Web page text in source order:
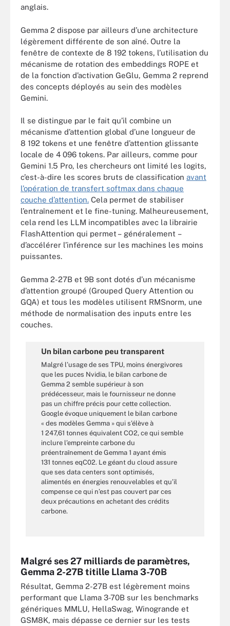
anglais.
Gemma 2 dispose par ailleurs d’une architecture
légèrement différente de son aîné. Outre la
fenêtre de contexte de 8 192 tokens, l’utilisation du
mécanisme de rotation des embeddings ROPE et
de la fonction d’activation GeGlu, Gemma 2 reprend
des concepts déployés au sein des modèles
Gemini.
Il se distingue par le fait qu’il combine un
mécanisme d’attention global d’une longueur de
8 192 tokens et une fenêtre d’attention glissante
locale de 4 096 tokens. Par ailleurs, comme pour
Gemini 1.5 Pro, les chercheurs ont limité les logits,
c’est-à-dire les scores bruts de classification avant
l’opération de transfert softmax dans chaque
couche d’attention. Cela permet de stabiliser
l’entraînement et le fine-tuning. Malheureusement,
cela rend les LLM incompatibles avec la librairie
FlashAttention qui permet – généralement –
d’accélérer l’inférence sur les machines les moins
puissantes.
Gemma 2-27B et 9B sont dotés d’un mécanisme
d’attention groupé (Grouped Query Attention ou
GQA) et tous les modèles utilisent RMSnorm, une
méthode de normalisation des inputs entre les
couches.
Un bilan carbone peu transparent
Malgré l’usage de ses TPU, moins énergivores
que les puces Nvidia, le bilan carbone de
Gemma 2 semble supérieur à son
prédécesseur, mais le fournisseur ne donne
pas un chiffre précis pour cette collection.
Google évoque uniquement le bilan carbone
« des modèles Gemma » qui s’élève à
1 247,61 tonnes équivalent CO2, ce qui semble
inclure l’empreinte carbone du
préentraînement de Gemma 1 ayant émis
131 tonnes eqC02. Le géant du cloud assure
que ses data centers sont optimisés,
alimentés en énergies renouvelables et qu’il
compense ce qui n’est pas couvert par ces
deux précautions en achetant des crédits
carbone.
Malgré ses 27 milliards de paramètres,
Gemma 2-27B titille Llama 3-70B
Résultat, Gemma 2-27B est légèrement moins
performant que Llama 3-70B sur les benchmarks
génériques MMLU, HellaSwag, Winogrande et
GSM8K, mais dépasse ce dernier sur les tests